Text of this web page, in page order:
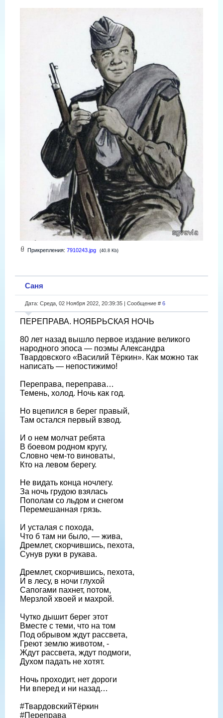
Прикрепления: 7910243.jpg (40.8 Kb)
Саня
Дата: Среда, 02 Ноября 2022, 20:39:35 | Сообщение # 6
ПЕРЕПРАВА. НОЯБРЬСКАЯ НОЧЬ
80 лет назад вышло первое издание великого
народного эпоса — поэмы Александра
Твардовского «Василий Тёркин». Как можно так
написать — непостижимо!
Переправа, переправа…
Темень, холод. Ночь как год.
Но вцепился в берег правый,
Там остался первый взвод.
И о нем молчат ребята
В боевом родном кругу,
Словно чем-то виноваты,
Кто на левом берегу.
Не видать конца ночлегу.
За ночь грудою взялась
Пополам со льдом и снегом
Перемешанная грязь.
И усталая с похода,
Что б там ни было, — жива,
Дремлет, скорчившись, пехота,
Сунув руки в рукава.
Дремлет, скорчившись, пехота,
И в лесу, в ночи глухой
Сапогами пахнет, потом,
Мерзлой хвоей и махрой.
Чутко дышит берег этот
Вместе с теми, что на том
Под обрывом ждут рассвета,
Греют землю животом, -
Ждут рассвета, ждут подмоги,
Духом падать не хотят.
Ночь проходит, нет дороги
Ни вперед и ни назад…
#ТвардовскийТёркин
#Переправа